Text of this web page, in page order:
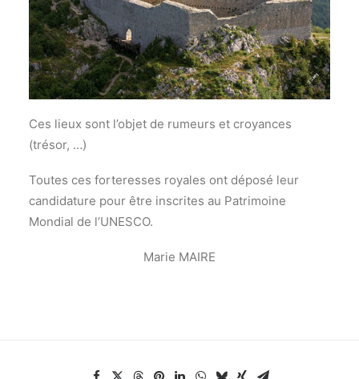
Ces lieux sont l’objet de rumeurs et croyances
(trésor, …)
Toutes ces forteresses royales ont déposé leur
candidature pour être inscrites au Patrimoine
Mondial de l’UNESCO.
Marie MAIRE